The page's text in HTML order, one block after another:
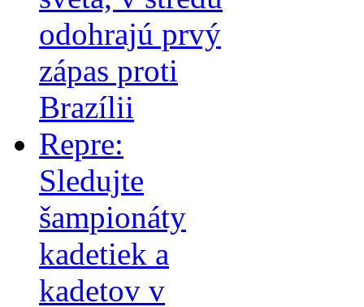
odohrajú prvý
zápas proti
Brazílii
Repre:
Sledujte
šampionáty
kadetiek a
kadetov v